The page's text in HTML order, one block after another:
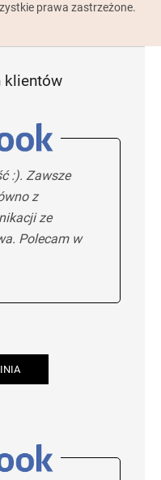
prawa zastrzeżone.
klientów
:). Zawsze
z
ze
Polecam w